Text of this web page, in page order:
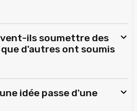
ils soumettre des
d'autres ont soumis
idée passe d'une